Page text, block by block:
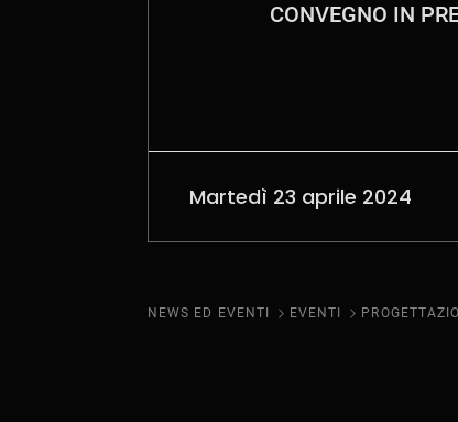
CONVEGNO IN
Martedì 23 aprile 2024
NEWS ED EVENTI EVENTI